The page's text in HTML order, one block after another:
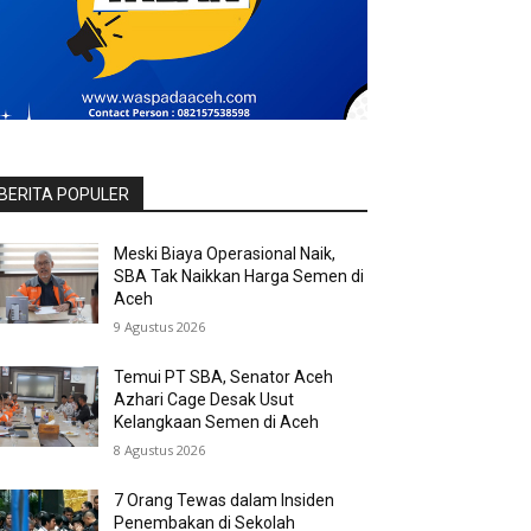
POPULER
Meski Biaya Operasional Naik,
SBA Tak Naikkan Harga Semen di
Aceh
9 Agustus 2026
Temui PT SBA, Senator Aceh
Azhari Cage Desak Usut
Kelangkaan Semen di Aceh
8 Agustus 2026
7 Orang Tewas dalam Insiden
Penembakan di Sekolah